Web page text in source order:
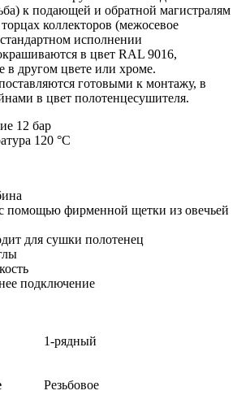
к подающей и обратной магистралям
коллекторов (межосевое
исполнении
в цвет RAL 9016,
в другом цвете или хроме.
готовыми к монтажу, в
в цвет полотенцесушителя.
12 бар
120 °C
помощью фирменной щетки из овечьей
для сушки полотенец
подключение
1-рядный
Резьбовое